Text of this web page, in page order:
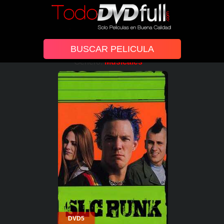
Género:Musicales
DVD5